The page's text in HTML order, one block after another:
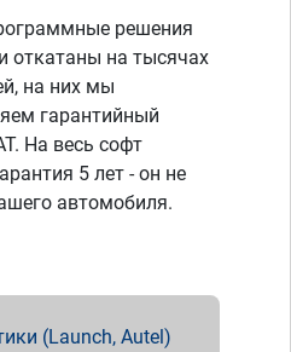
решения
откатаны на тысячах
на них мы
гарантийный
На весь софт
5 лет - он не
автомобиля.
(Launch, Autel)